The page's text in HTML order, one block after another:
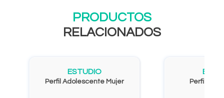
PRODUCTOS
RELACIONADOS
ESTUDIO
Perfil Adolescente Mujer Perfil